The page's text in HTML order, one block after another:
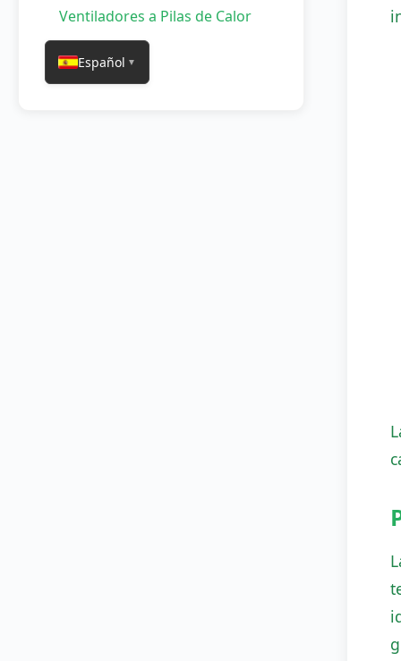
Ventiladores a Pilas de Calor
Español ▼